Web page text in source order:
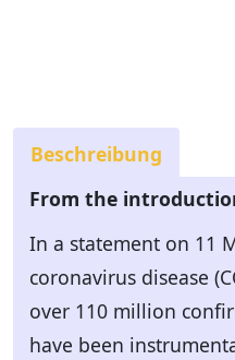
Beschreibung
From the
In a statement on 11
coronavirus disease
over 110 million
have been